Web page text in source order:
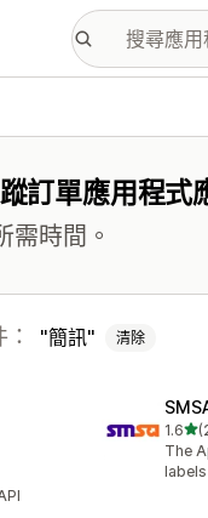
訂單應用程式
需時間。
簡訊 清除
1.6滿
共有
The